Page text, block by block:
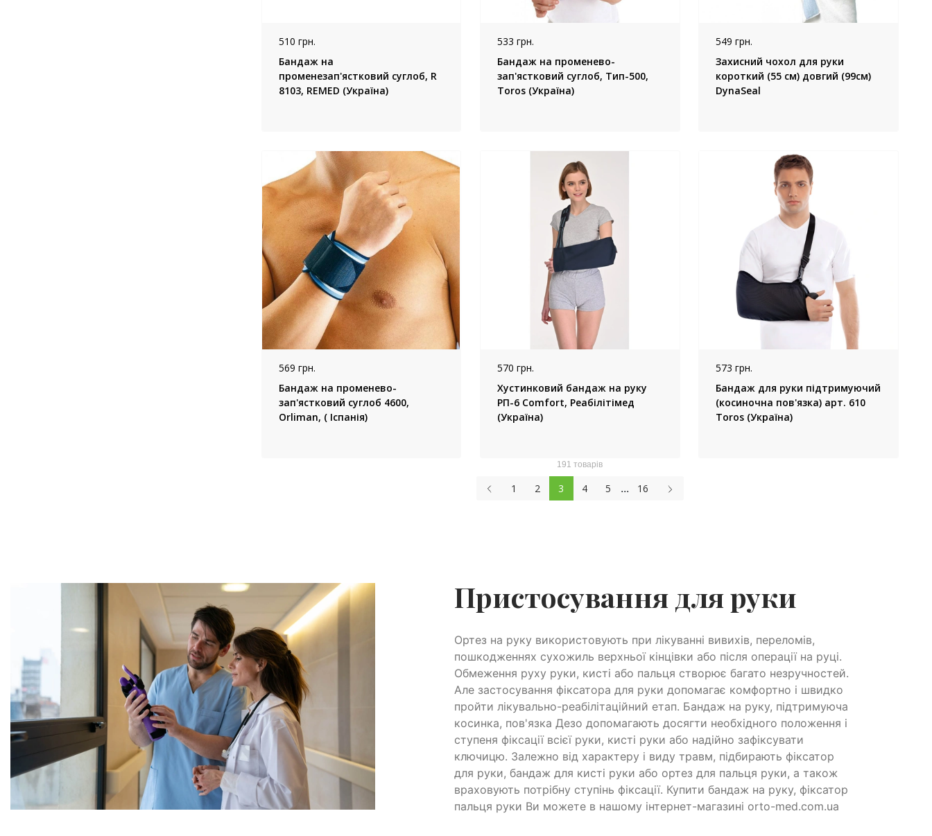
510 грн.
Бандаж на
променезап'ястковий суглоб, R
8103, REMED (Україна)
533 грн.
Бандаж на променево-
зап'ястковий суглоб, Тип-500,
Toros (Україна)
549 грн.
Захисний чохол для руки
короткий (55 см) довгий (99см)
DynaSeal
569 грн.
Бандаж на променево-
зап'ястковий суглоб 4600,
Orliman, ( Іспанія)
570 грн.
Хустинковий бандаж на руку
РП-6 Comfort, Реабілітімед
(Україна)
573 грн.
Бандаж для руки підтримуючий
(косиночна пов'язка) арт. 610
Toros (Україна)
191 товарів
1 2 3 4 5 ... 16
Пристосування для руки
Ортез на руку використовують при лікуванні вивихів, переломів,
пошкодженнях сухожиль верхньої кінцівки або після операції на руці.
Обмеження руху руки, кисті або пальця створює багато незручностей.
Але застосування фіксатора для руки допомагає комфортно і швидко
пройти лікувально-реабілітаційний етап. Бандаж на руку, підтримуюча
косинка, пов'язка Дезо допомагають досягти необхідного положення і
ступеня фіксації всієї руки, кисті руки або надійно зафіксувати
ключицю. Залежно від характеру і виду травм, підбирають фіксатор
для руки, бандаж для кисті руки або ортез для пальця руки, а також
враховують потрібну ступінь фіксації. Купити бандаж на руку, фіксатор
пальця руки Ви можете в нашому інтернет-магазині orto-med.com.ua